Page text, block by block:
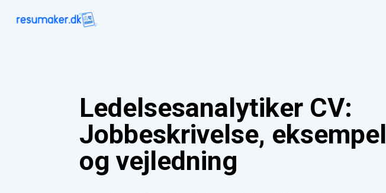
Ledelsesanalytiker CV:
Jobbeskrivelse, eksempel
og vejledning